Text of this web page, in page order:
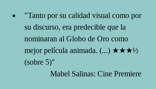
"Tanto por su calidad visual como por
su discurso, era predecible que la
nominaran al Globo de Oro como
mejor película animada. (...) ★★★½
(sobre 5)"
Mabel Salinas: Cine Premiere